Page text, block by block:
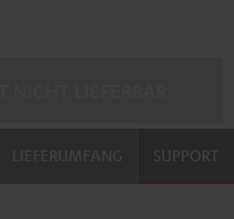
SUPPORT